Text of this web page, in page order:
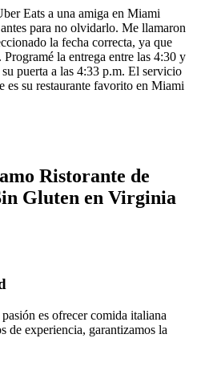
Eats a una amiga en Miami
para no olvidarlo. Me llamaron
la fecha correcta, ya que
la entrega entre las 4:30 y
puerta a las 4:33 p.m. El servicio
es su restaurante favorito en Miami
Ristorante de
Gluten en Virginia
es ofrecer comida italiana
de experiencia, garantizamos la